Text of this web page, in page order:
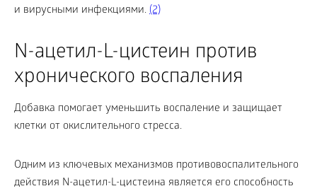
и вирусными инфекциями. (2)
N-ацетил-L-цистеин против
хронического воспаления
Добавка помогает уменьшить воспаление и защищает
клетки от окислительного стресса.
Одним из ключевых механизмов противовоспалительного
действия N-ацетил-L-цистеина является его способность